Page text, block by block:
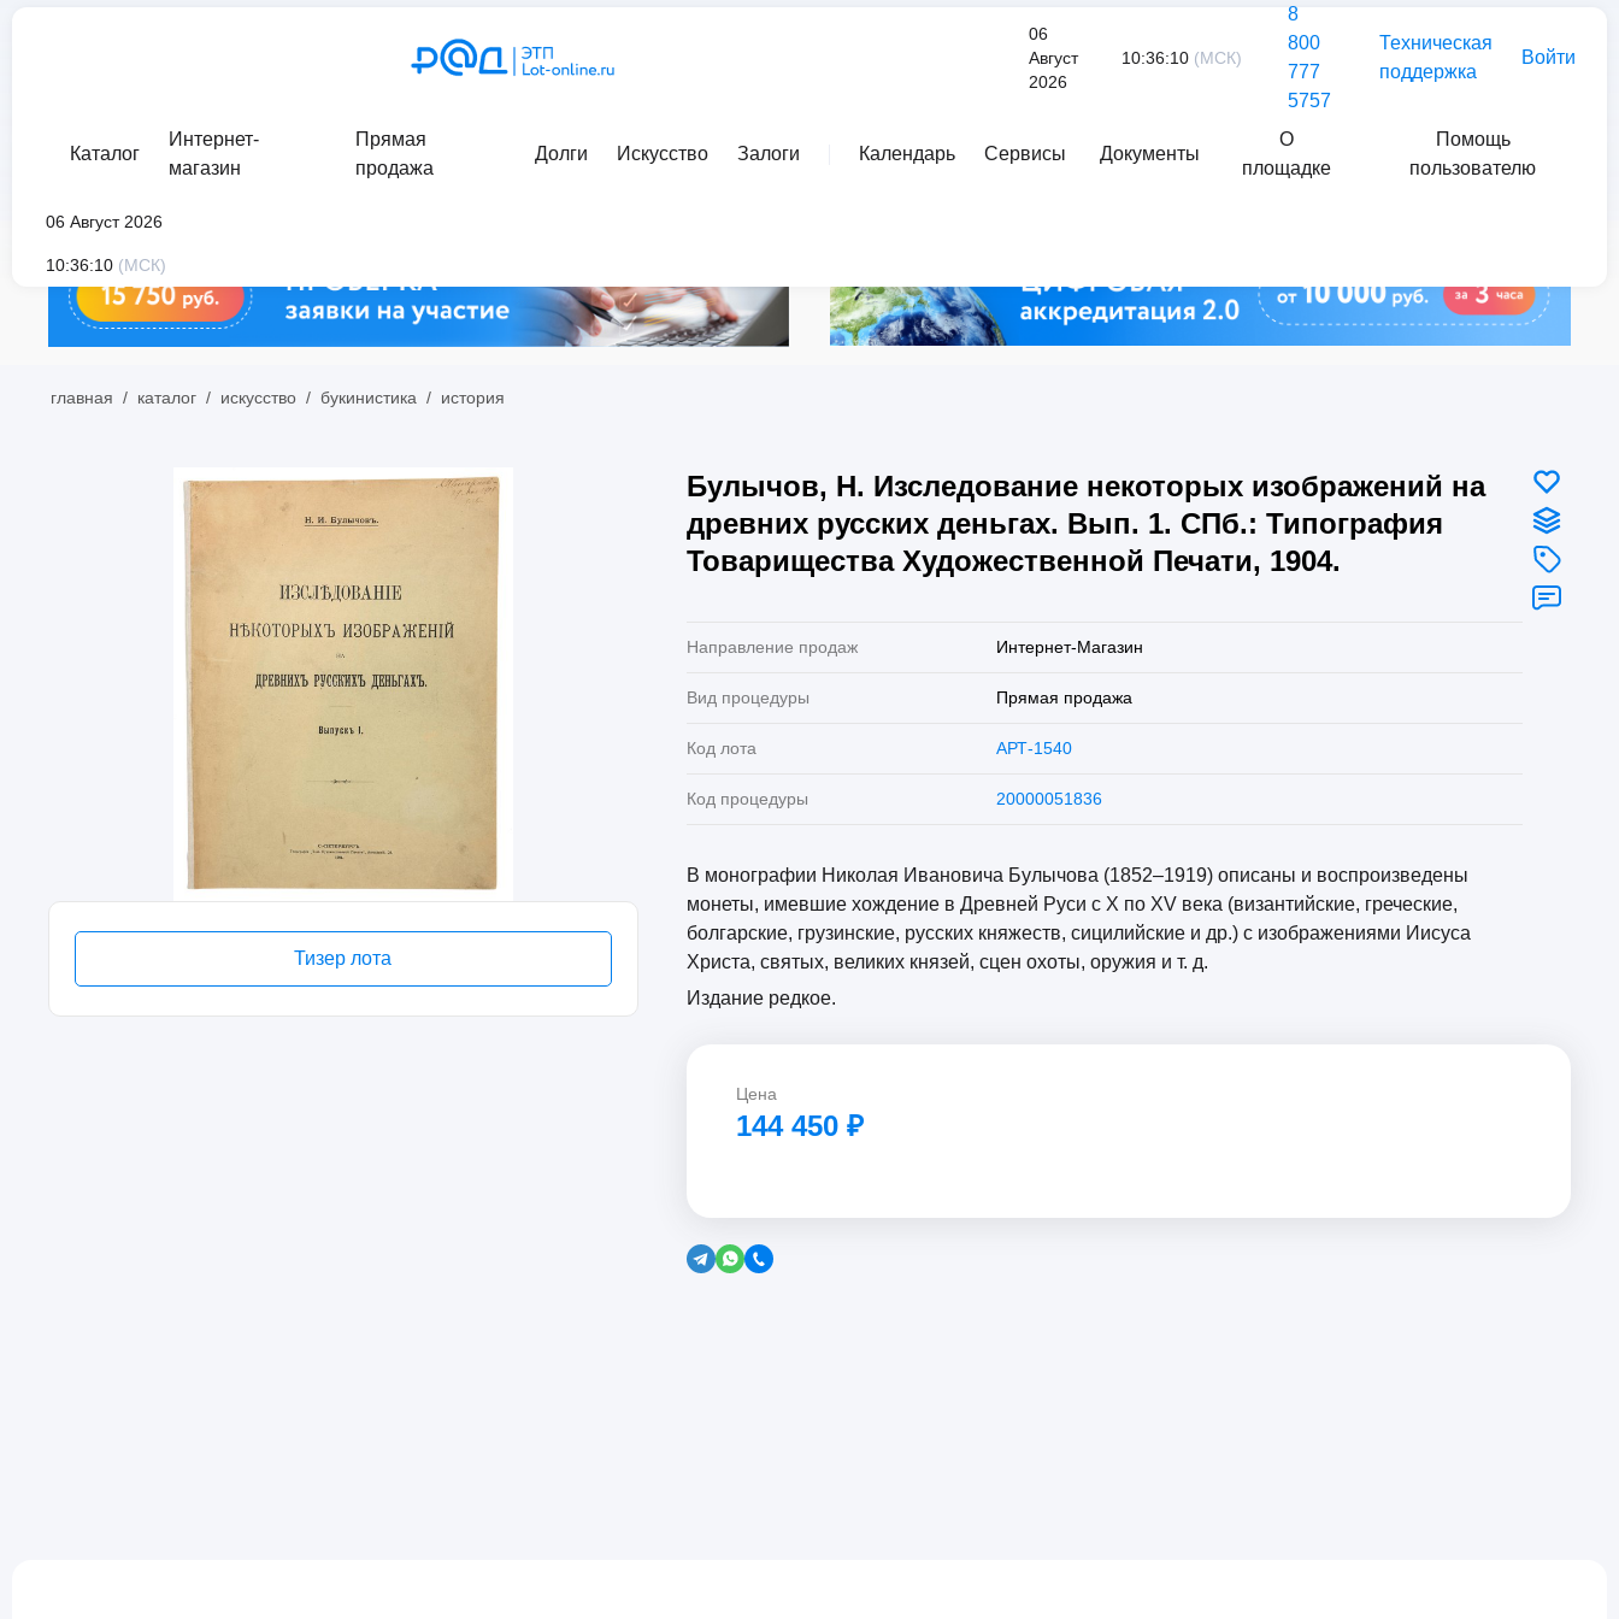
06
Август
2026
10:36:10 (МСК)
8
800
777
5757
Техническая
поддержка
Войти
Каталог
Интернет-
магазин
Прямая
продажа
Долги Искусство Залоги Календарь Сервисы Документы
О
площадке
Помощь
пользователю
06 Август 2026
10:36:10 (МСК)
главная / каталог / искусство / букинистика / история
Тизер лота
Булычов, Н. Изследование некоторых изображений на
древних русских деньгах. Вып. 1. СПб.: Типография
Товарищества Художественной Печати, 1904.
Направление продаж Интернет-Магазин
Вид процедуры Прямая продажа
Код лота АРТ-1540
Код процедуры 20000051836
В монографии Николая Ивановича Булычова (1852–1919) описаны и воспроизведены
монеты, имевшие хождение в Древней Руси с X по XV века (византийские, греческие,
болгарские, грузинские, русских княжеств, сицилийские и др.) с изображениями Иисуса
Христа, святых, великих князей, сцен охоты, оружия и т. д.
Издание редкое.
Цена
144 450 ₽